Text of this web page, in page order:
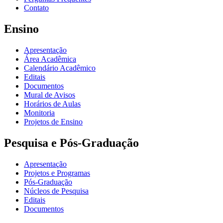
Contato
Ensino
Apresentação
Área Acadêmica
Calendário Acadêmico
Editais
Documentos
Mural de Avisos
Horários de Aulas
Monitoria
Projetos de Ensino
Pesquisa e Pós-Graduação
Apresentação
Projetos e Programas
Pós-Graduação
Núcleos de Pesquisa
Editais
Documentos